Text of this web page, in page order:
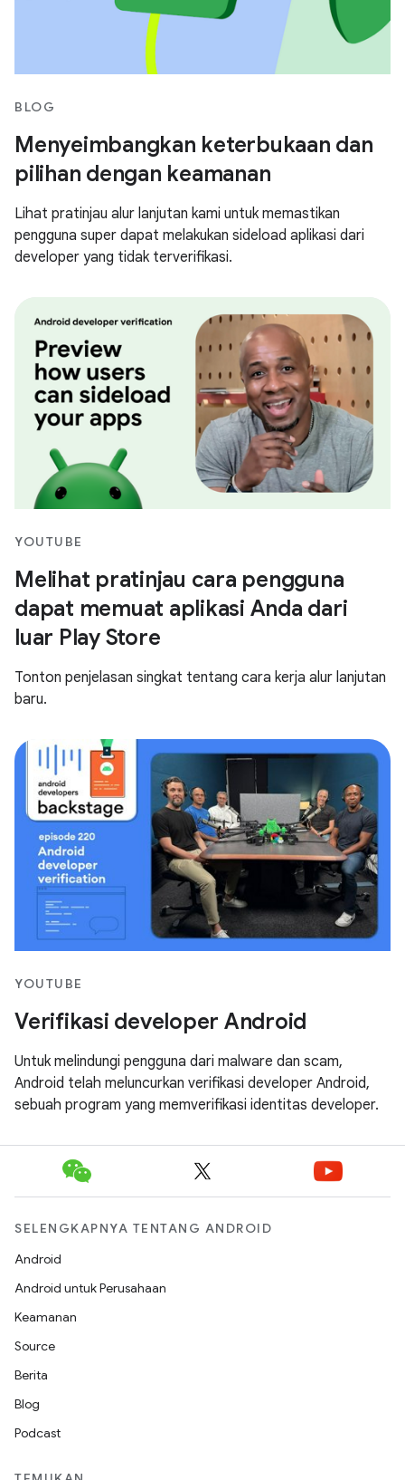
BLOG
Menyeimbangkan keterbukaan dan
pilihan dengan keamanan
Lihat pratinjau alur lanjutan kami untuk memastikan
pengguna super dapat melakukan sideload aplikasi dari
developer yang tidak terverifikasi.
YOUTUBE
Melihat pratinjau cara pengguna
dapat memuat aplikasi Anda dari
luar Play Store
Tonton penjelasan singkat tentang cara kerja alur lanjutan
baru.
YOUTUBE
Verifikasi developer Android
Untuk melindungi pengguna dari malware dan scam,
Android telah meluncurkan verifikasi developer Android,
sebuah program yang memverifikasi identitas developer.
SELENGKAPNYA TENTANG ANDROID
Android
Android untuk Perusahaan
Keamanan
Source
Berita
Blog
Podcast